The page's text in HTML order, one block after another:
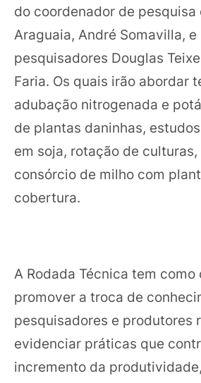
do coordenador de pesquisa
Araguaia, André Somavilla, e
pesquisadores Douglas
Faria. Os quais irão abordar
adubação nitrogenada e
de plantas daninhas,
em soja, rotação de
consórcio de milho com
cobertura.
A Rodada Técnica tem
promover a troca de
pesquisadores e produtores
evidenciar práticas que
incremento da